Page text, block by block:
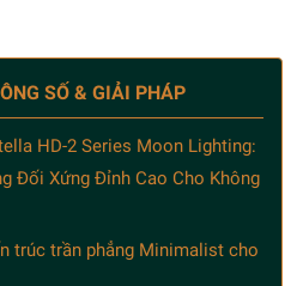
SỐ & GIẢI PHÁP
HD-2 Series Moon Lighting:
Đối Xứng Đỉnh Cao Cho Không
trúc trần phẳng Minimalist cho